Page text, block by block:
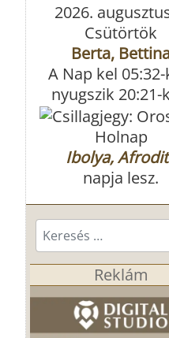
2026.
Csütörtök
Berta,
A Nap kel
nyugszik 20:21-
Holnap
Ibolya,
napja lesz.
Keresés...
Reklám